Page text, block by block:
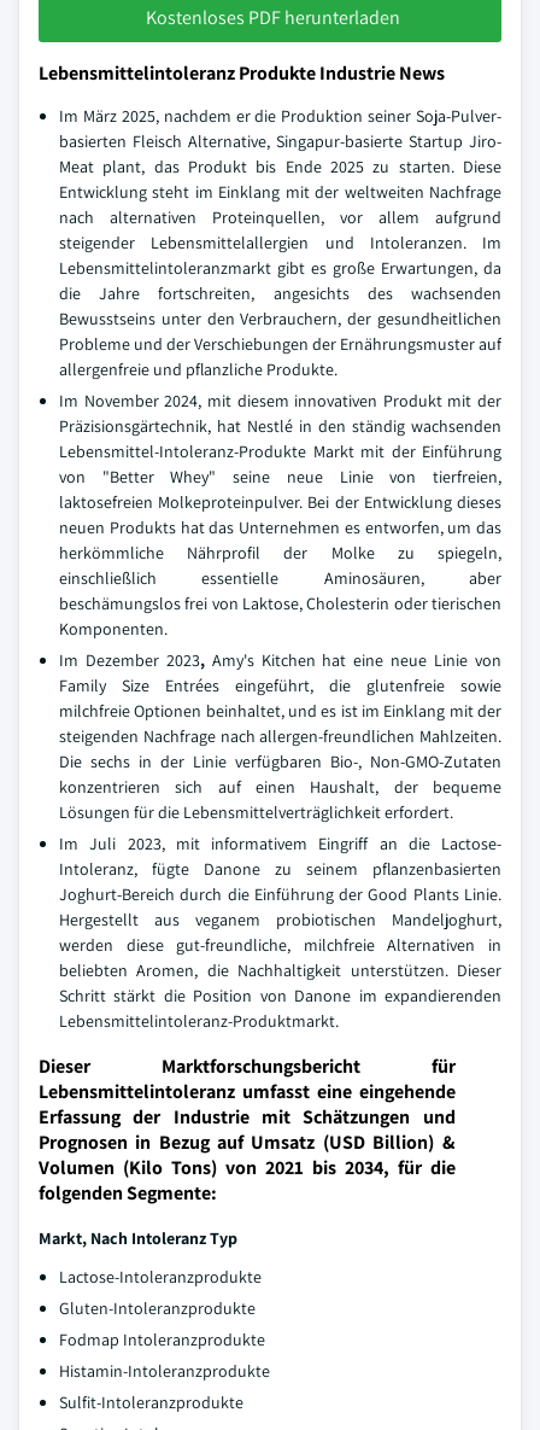
Kostenloses PDF herunterladen
Lebensmittelintoleranz Produkte Industrie News
Im März 2025, nachdem er die Produktion seiner Soja-Pulver-
basierten Fleisch Alternative, Singapur-basierte Startup Jiro-
Meat plant, das Produkt bis Ende 2025 zu starten. Diese
Entwicklung steht im Einklang mit der weltweiten Nachfrage
nach alternativen Proteinquellen, vor allem aufgrund
steigender Lebensmittelallergien und Intoleranzen. Im
Lebensmittelintoleranzmarkt gibt es große Erwartungen, da
die Jahre fortschreiten, angesichts des wachsenden
Bewusstseins unter den Verbrauchern, der gesundheitlichen
Probleme und der Verschiebungen der Ernährungsmuster auf
allergenfreie und pflanzliche Produkte.
Im November 2024, mit diesem innovativen Produkt mit der
Präzisionsgärtechnik, hat Nestlé in den ständig wachsenden
Lebensmittel-Intoleranz-Produkte Markt mit der Einführung
von "Better Whey" seine neue Linie von tierfreien,
laktosefreien Molkeproteinpulver. Bei der Entwicklung dieses
neuen Produkts hat das Unternehmen es entworfen, um das
herkömmliche Nährprofil der Molke zu spiegeln,
einschließlich essentielle Aminosäuren, aber
beschämungslos frei von Laktose, Cholesterin oder tierischen
Komponenten.
Im Dezember 2023,Amy's Kitchen hat eine neue Linie von
Family Size Entrées eingeführt, die glutenfreie sowie
milchfreie Optionen beinhaltet, und es ist im Einklang mit der
steigenden Nachfrage nach allergen-freundlichen Mahlzeiten.
Die sechs in der Linie verfügbaren Bio-, Non-GMO-Zutaten
konzentrieren sich auf einen Haushalt, der bequeme
Lösungen für die Lebensmittelverträglichkeit erfordert.
Im Juli 2023, mit informativem Eingriff an die Lactose-
Intoleranz, fügte Danone zu seinem pflanzenbasierten
Joghurt-Bereich durch die Einführung der Good Plants Linie.
Hergestellt aus veganem probiotischen Mandeljoghurt,
werden diese gut-freundliche, milchfreie Alternativen in
beliebten Aromen, die Nachhaltigkeit unterstützen. Dieser
Schritt stärkt die Position von Danone im expandierenden
Lebensmittelintoleranz-Produktmarkt.
Dieser Marktforschungsbericht für
Lebensmittelintoleranz umfasst eine eingehende
Erfassung der Industrie mit Schätzungen und
Prognosen in Bezug auf Umsatz (USD Billion) &
Volumen (Kilo Tons) von 2021 bis 2034, für die
folgenden Segmente:
Markt, Nach Intoleranz Typ
Lactose-Intoleranzprodukte
Gluten-Intoleranzprodukte
Fodmap Intoleranzprodukte
Histamin-Intoleranzprodukte
Sulfit-Intoleranzprodukte